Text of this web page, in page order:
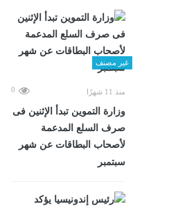
غير مصنف
منذ 11 شهرًا 0
وزارة التموين تبدأ الإثنين فى
صرف السلع المدعمة
لأصحاب البطاقات عن شهر
سبتمبر